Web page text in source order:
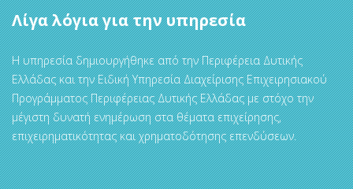
Λίγα λόγια για την υπηρεσία
Η υπηρεσία δημιουργήθηκε από την Περιφέρεια Δυτικής
Ελλάδας και την Ειδική Υπηρεσία Διαχείρισης Επιχειρησιακού
Προγράμματος Περιφέρειας Δυτικής Ελλάδας με στόχο την
μέγιστη δυνατή ενημέρωση στα θέματα επιχείρησης,
επιχειρηματικότητας και χρηματοδότησης επενδύσεων.